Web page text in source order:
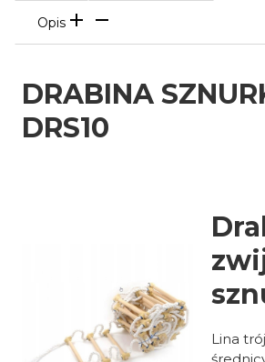
Opis
DRABINA
DRS10
Lina